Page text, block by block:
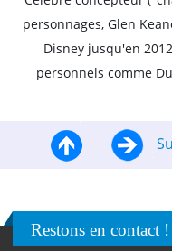
personnages, Glen
Disney jusqu'en
personnels comme
Restons en contact !